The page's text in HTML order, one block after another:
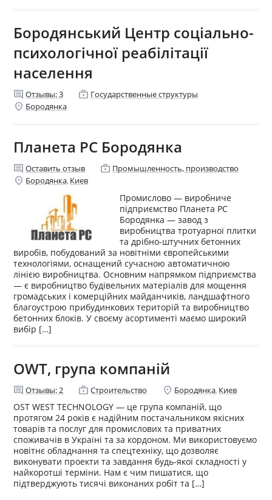
Бородянський Центр соціально-
психологічної реабілітації
населення
comment Отзывы:3 enterprise Государственные структуры
location_on Бородянка
Планета РС Бородянка
comment Оставить отзыв enterprise Промышленность, производство
location_on Бородянка, Киев
Промислово — виробниче
підприємство Планета РС
Бородянка — завод з
виробництва тротуарної плитки
та дрібно-штучних бетонних
виробів, побудований за новітніми європейськими
технологіями, оснащений сучасною автоматичною
лінією виробництва. Основним напрямком підприємства
— є виробництво будівельних матеріалів для мощення
громадських і комерційних майданчиків, ландшафтного
благоустрою прибудинкових територій та виробництво
бетонних блоків. У своєму асортименті маємо широкий
вибір […]
OWT, група компаній
comment Отзывы:2 enterprise Строительство location_on Бородянка Киев
OST WEST TECHNOLOGY — це група компаній, що
протягом 24 років є надійним постачальником якісних
товарів та послуг для промислових та приватних
споживачів в Україні та за кордоном. Ми використовуємо
новітнє обладнання та спецтехніку, що дозволяє
виконувати проекти та завдання будь-якої складності у
найкоротші терміни. Нам є чим пишатися, що
підтверджують тисячі виконаних робіт та […]